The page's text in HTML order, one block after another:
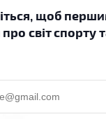
щоб
світ спорту